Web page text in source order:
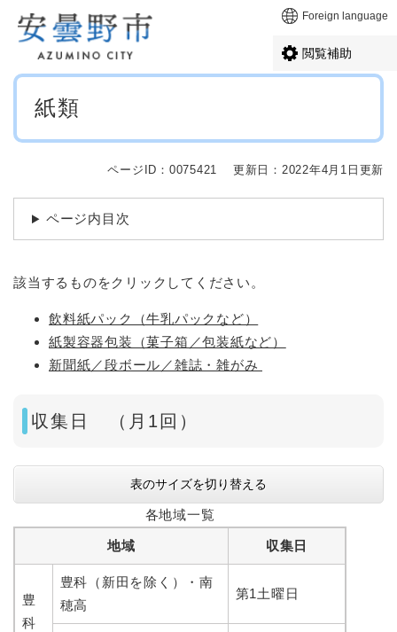
メニューを飛ばして本文へ Foreign language
閲覧補助
本
紙類
ページID：0075421 更新日：2022年4月1日更新
ページ内目次
該当するものをクリックしてください。
飲料紙パック（牛乳パックなど）
紙製容器包装（菓子箱／包装紙など）
新聞紙／段ボール／雑誌・雑がみ
収集日 （月1回）
表のサイズを切り替える
各地域一覧
地域 収集日
豊
科
豊科（新田を除く）・南
穂高
第1土曜日